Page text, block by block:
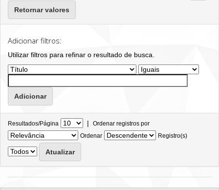
Retornar valores
Adicionar filtros:
Utilizar filtros para refinar o resultado de busca.
Resultados/Página | Ordenar registros por
Ordenar
Registro(s)